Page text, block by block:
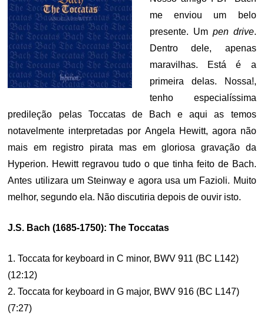
me enviou um belo
presente. Um pen drive.
Dentro dele, apenas
maravilhas. Está é a
primeira delas. Nossa!,
tenho especialíssima
predileção pelas Toccatas de Bach e aqui as temos
notavelmente interpretadas por Angela Hewitt, agora não
mais em registro pirata mas em gloriosa gravação da
Hyperion. Hewitt regravou tudo o que tinha feito de Bach.
Antes utilizara um Steinway e agora usa um Fazioli. Muito
melhor, segundo ela. Não discutiria depois de ouvir isto.
J.S. Bach (1685-1750): The Toccatas
1. Toccata for keyboard in C minor, BWV 911 (BC L142)
(12:12)
2. Toccata for keyboard in G major, BWV 916 (BC L147)
(7:27)